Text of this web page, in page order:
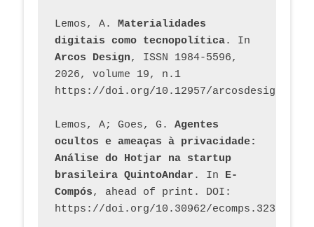
Lemos, A. Materialidades
digitais como tecnopolítica
Arcos Design, ISSN 1984-5596,
2026, volume 19, n.1
https://doi.org/10.12957/
Lemos, A; Goes, G. Agentes
ocultos e ameaças à privacidade:
Análise do Hotjar na startup
brasileira QuintoAndar . In E-
Compós, ahead of print. DOI:
https://doi.org/10.30962/ecomps.3231